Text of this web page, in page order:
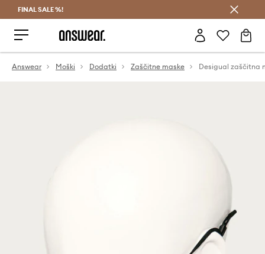
FINAL SALE %!
Answear Moški Dodatki Zaščitne maske